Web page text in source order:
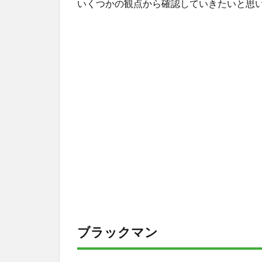
いくつかの観点から確認していきたいと思
ブラックマン